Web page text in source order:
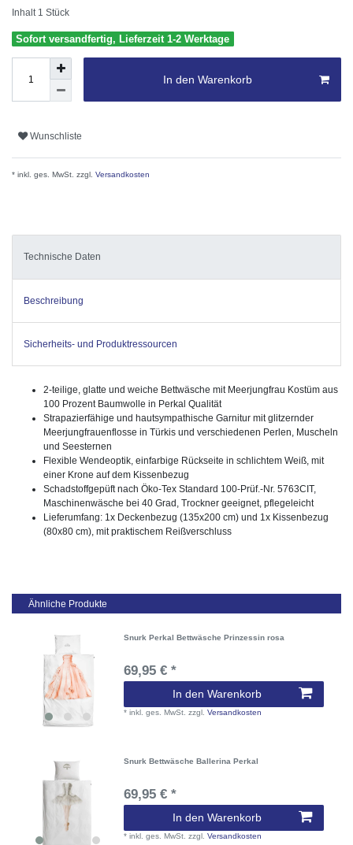
Inhalt 1 Stück
Sofort versandfertig, Lieferzeit 1-2 Werktage
In den Warenkorb
Wunschliste
* inkl. ges. MwSt. zzgl. Versandkosten
Technische Daten
Beschreibung
Sicherheits- und Produktressourcen
2-teilige, glatte und weiche Bettwäsche mit Meerjungfrau Kostüm aus
100 Prozent Baumwolle in Perkal Qualität
Strapazierfähige und hautsympathische Garnitur mit glitzernder
Meerjungfrauenflosse in Türkis und verschiedenen Perlen, Muscheln
und Seesternen
Flexible Wendeoptik, einfarbige Rückseite in schlichtem Weiß, mit
einer Krone auf dem Kissenbezug
Schadstoffgepüft nach Öko-Tex Standard 100-Prüf.-Nr. 5763CIT,
Maschinenwäsche bei 40 Grad, Trockner geeignet, pflegeleicht
Lieferumfang: 1x Deckenbezug (135x200 cm) und 1x Kissenbezug
(80x80 cm), mit praktischem Reißverschluss
Ähnliche Produkte
Snurk Perkal Bettwäsche Prinzessin rosa
69,95 € *
In den Warenkorb
*inkl. ges. MwSt. zzgl.Versandkosten
Snurk Bettwäsche Ballerina Perkal
69,95 € *
In den Warenkorb
*inkl. ges. MwSt. zzgl.Versandkosten